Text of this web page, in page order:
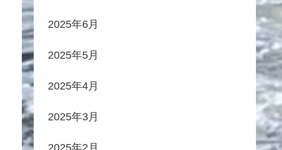
2025年6月
2025年5月
2025年4月
2025年3月
2025年2月